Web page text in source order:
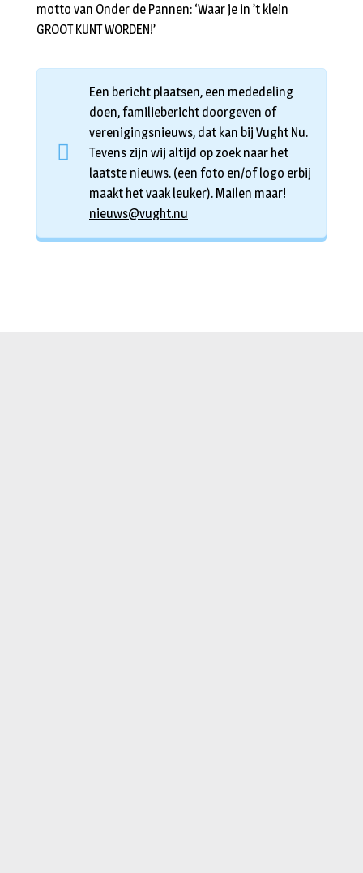
motto van Onder de Pannen: ‘Waar je in ’t klein
GROOT KUNT WORDEN!’
Een bericht plaatsen, een mededeling
doen, familiebericht doorgeven of
verenigingsnieuws, dat kan bij Vught Nu.
Tevens zijn wij altijd op zoek naar het
laatste nieuws. (een foto en/of logo erbij
maakt het vaak leuker). Mailen maar!
nieuws@vught.nu